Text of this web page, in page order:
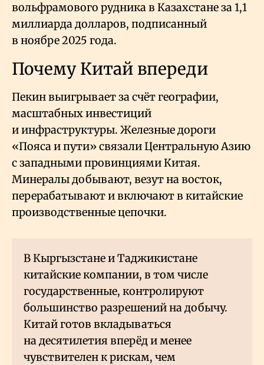
вольфрамового рудника в Казахстане за 1,1
миллиарда долларов, подписанный
в ноябре 2025 года.
Почему Китай впереди
Пекин выигрывает за счёт географии,
масштабных инвестиций
и инфраструктуры. Железные дороги
«Пояса и пути» связали Центральную Азию
с западными провинциями Китая.
Минералы добывают, везут на восток,
перерабатывают и включают в китайские
производственные цепочки.
В Кыргызстане и Таджикистане
китайские компании, в том числе
государственные, контролируют
большинство разрешений на добычу.
Китай готов вкладываться
на десятилетия вперёд и менее
чувствителен к рискам, чем